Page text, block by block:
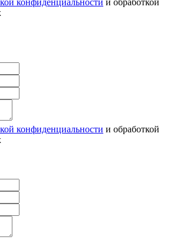
конфиденциальности и обработкой